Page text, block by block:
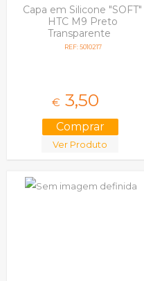
Capa em Silicone "SOFT"
HTC M9 Preto
Transparente
REF: 5010217
€ 3,50
Ver Produto